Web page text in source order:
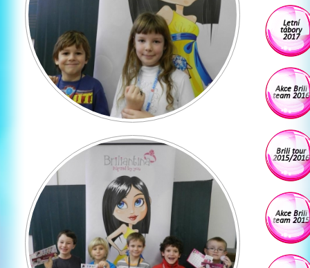
Letní
tábory
2017
Akce Brili
team 2016
Brili tour
2015/2016
Akce Brili
team 2015